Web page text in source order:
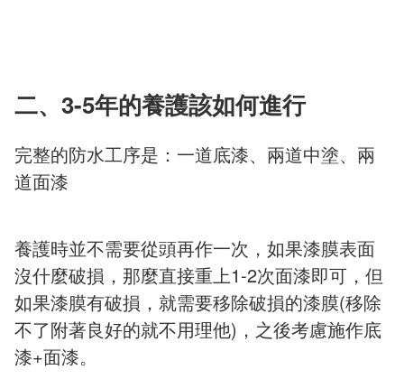
二、3-5年的養護該如何進行
完整的防水工序是：一道底漆、兩道中塗、兩
道面漆
養護時並不需要從頭再作一次，如果漆膜表面
沒什麼破損，那麼直接重上1-2次面漆即可，但
如果漆膜有破損，就需要移除破損的漆膜(移除
不了附著良好的就不用理他)，之後考慮施作底
漆+面漆。